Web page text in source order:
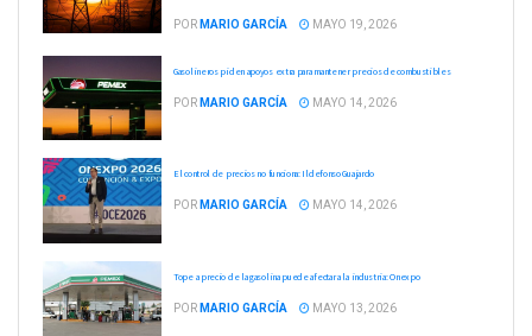
POR MARIO GARCÍA MAYO 19, 2026
Gasolineros piden apoyos extra para mantener precios de combustibles
POR MARIO GARCÍA MAYO 14, 2026
El control de precios no funciona: Ildefonso Guajardo
POR MARIO GARCÍA MAYO 14, 2026
Tope a precio de la gasolina puede afectar a la industria: Onexpo
POR MARIO GARCÍA MAYO 13, 2026